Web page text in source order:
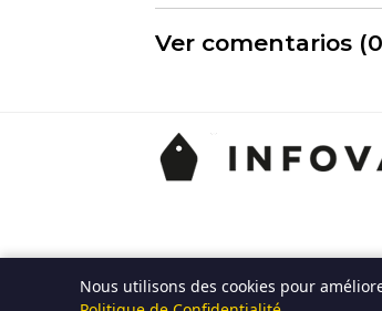
Ver comentarios
Nous utilisons des cookies pour